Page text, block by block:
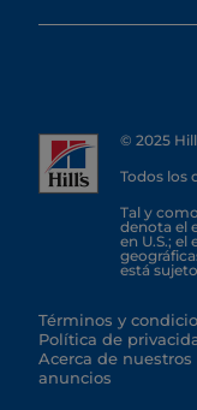
© 2025
Todos los
Tal y
denota el
en U.S.;
está
Términos y
Política de
Acerca de nuestros
anuncios